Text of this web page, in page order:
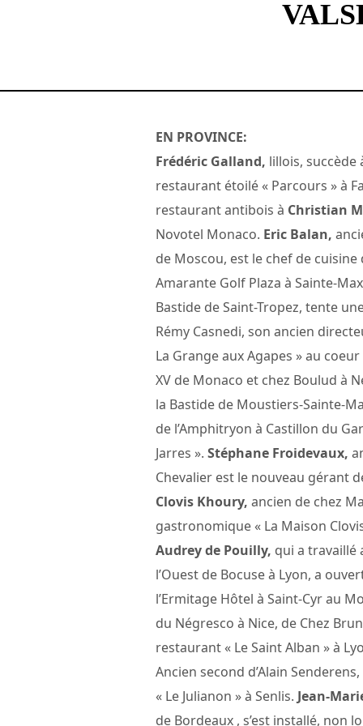
EN PROVINCE:
Frédéric Galland, lillois, succède
restaurant étoilé « Parcours » à
restaurant antibois à Christian
Novotel Monaco. Eric Balan,
de Moscou, est le chef de
Amarante Golf Plaza à Sainte-
Bastide de Saint-Tropez, tente
Rémy Casnedi, son ancien
La Grange aux Agapes » au
XV de Monaco et chez Boulud à
la Bastide de Moustiers-Sainte-
de l’Amphitryon à Castillon du
Jarres ». Stéphane Froidevaux,
Chevalier est le nouveau gérant
Clovis Khoury, ancien de chez
gastronomique « La Maison
Audrey de Pouilly, qui a travaillé
l’Ouest de Bocuse à Lyon, a
l’Ermitage Hôtel à Saint-Cyr au
du Négresco à Nice, de Chez
restaurant « Le Saint Alban » à
Ancien second d’Alain Senderens,
« Le Julianon » à Senlis. Jean-
de Bordeaux , s’est installé, non